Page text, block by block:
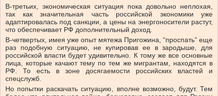
В-третьих, экономическая ситуация пока довольно неплохая,
так как значительная часть российской экономики уже
адаптировалась под санкции, а цены на энергоносители растут,
что обеспечивает РФ дополнительный доход.
В-четвертых, имея уже опыт мятежа Пригожина, “проспать” еще
раз подобную ситуацию, не купировав ее в зародыше, для
российской власти будет удивительно. К тому же все основные
лица, которые качают тему по тем же мигрантам, находятся в
РФ. То есть в зоне досягаемости российских властей и
спецслужб.
Но попытки раскачать ситуацию, вполне возможно, будут. Тем